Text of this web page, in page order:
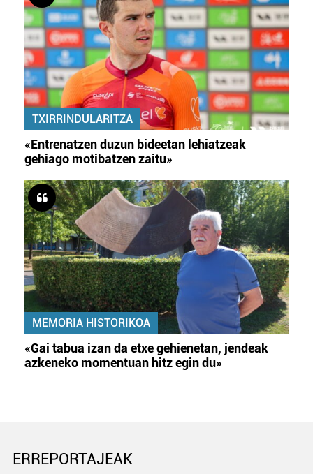
TXIRRINDULARITZA
«Entrenatzen duzun bideetan lehiatzeak
gehiago motibatzen zaitu»
MEMORIA HISTORIKOA
«Gai tabua izan da etxe gehienetan, jendeak
azkeneko momentuan hitz egin du»
ERREPORTAJEAK